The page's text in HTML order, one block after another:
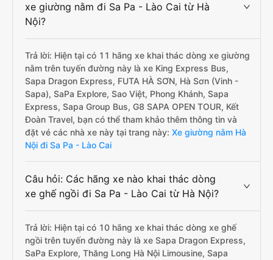
xe giường nằm đi Sa Pa - Lào Cai từ Hà
Nội?
Trả lời: Hiện tại có 11 hãng xe khai thác dòng xe giường
nằm trên tuyến đường này là xe King Express Bus,
Sapa Dragon Express, FUTA HÀ SƠN, Hà Sơn (Vinh -
Sapa), SaPa Explore, Sao Việt, Phong Khánh, Sapa
Express, Sapa Group Bus, G8 SAPA OPEN TOUR, Kết
Đoàn Travel, bạn có thể tham khảo thêm thông tin và
đặt vé các nhà xe này tại trang này: Xe giường nằm Hà
Nội đi Sa Pa - Lào Cai
Câu hỏi: Các hãng xe nào khai thác dòng
xe ghế ngồi đi Sa Pa - Lào Cai từ Hà Nội?
Trả lời: Hiện tại có 10 hãng xe khai thác dòng xe ghế
ngồi trên tuyến đường này là xe Sapa Dragon Express,
SaPa Explore, Thăng Long Hà Nội Limousine, Sapa